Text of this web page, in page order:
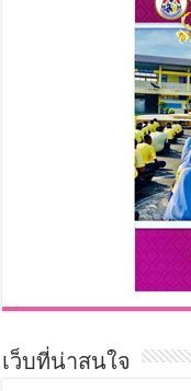
เว็บที่น่าสนใจ